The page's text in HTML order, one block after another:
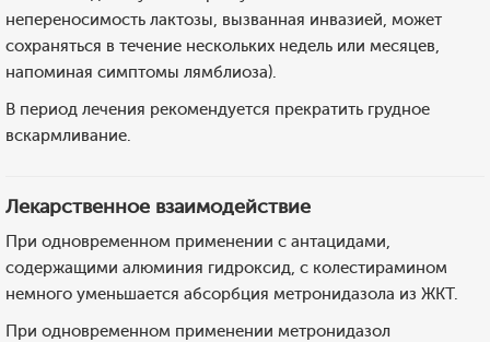
непереносимость лактозы, вызванная инвазией, может
сохраняться в течение нескольких недель или месяцев,
напоминая симптомы лямблиоза).
В период лечения рекомендуется прекратить грудное
вскармливание.
Лекарственное взаимодействие
При одновременном применении с антацидами,
содержащими алюминия гидроксид, с колестирамином
немного уменьшается абсорбция метронидазола из ЖКТ.
При одновременном применении метронидазол